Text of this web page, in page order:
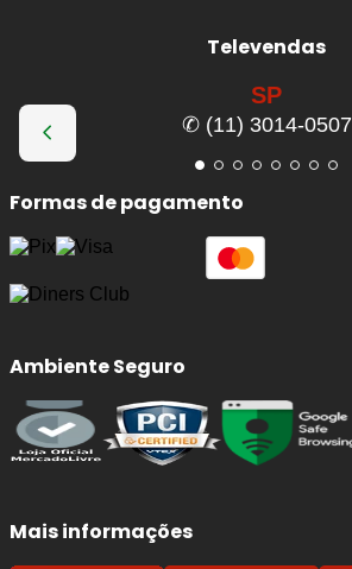
Televendas
SP
✆ (11) 3014-0507
Formas de pagamento
Ambiente Seguro
Mais informações